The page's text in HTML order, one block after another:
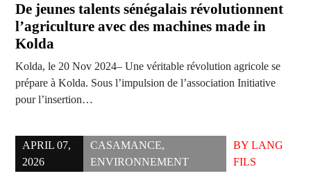
De jeunes talents sénégalais révolutionnent
l’agriculture avec des machines made in
Kolda
Kolda, le 20 Nov 2024– Une véritable révolution agricole se
prépare à Kolda. Sous l’impulsion de l’association Initiative
pour l’insertion…
APRIL 07,
2026
CASAMANCE,
ENVIRONNEMENT
BY LANG
FILS